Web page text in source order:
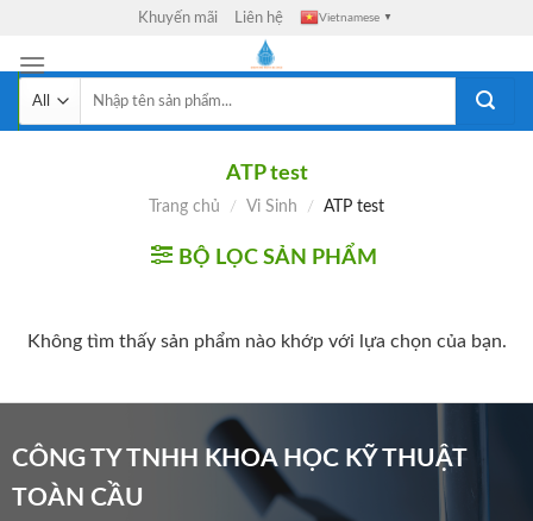
content
Khuyến mãi Liên hệ Vietnamese ▼
kiếm:
ATP test
Trang chủ / Vi Sinh / ATP test
BỘ LỌC SẢN PHẨM
Không tìm thấy sản phẩm nào khớp với lựa chọn của bạn.
CÔNG TY TNHH KHOA HỌC KỸ THUẬT
TOÀN CẦU